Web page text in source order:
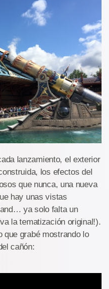
lanzamiento, el exterior
los efectos del
que nunca, una nueva
hay unas vistas
ya solo falta un
la tematización original!).
que grabé mostrando lo
cañón: